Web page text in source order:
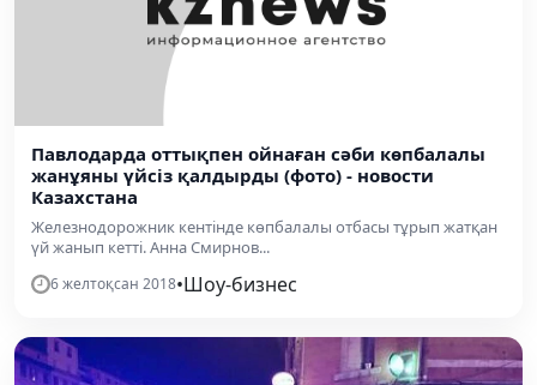
Павлодарда оттықпен ойнаған сәби көпбалалы
жанұяны үйсіз қалдырды (фото) - новости
Казахстана
Железнодорожник кентінде көпбалалы отбасы тұрып жатқан
үй жанып кетті. Анна Смирнов...
6 желтоқсан 2018•Шоу-бизнес